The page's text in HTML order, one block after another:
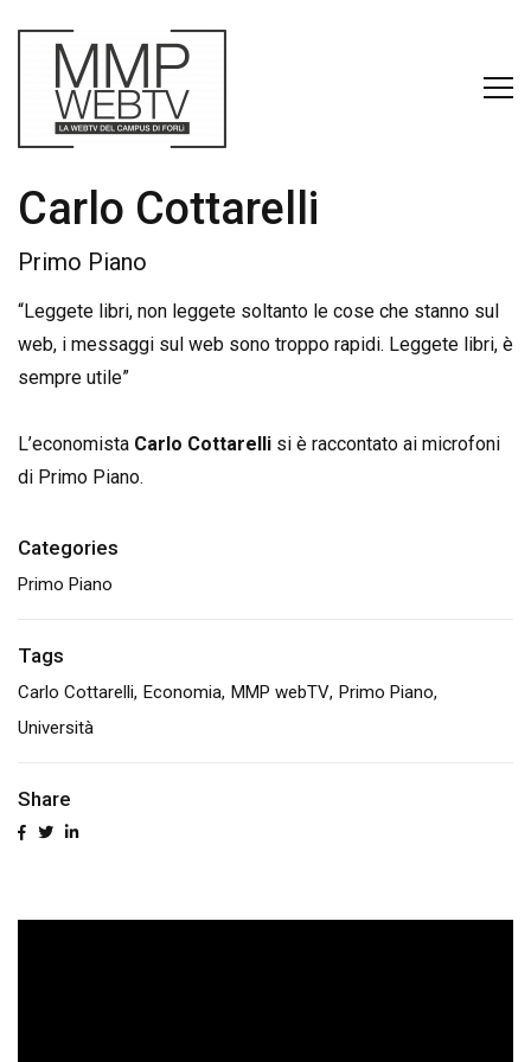
Carlo Cottarelli
Primo Piano
“Leggete libri, non leggete soltanto le cose che stanno sul
web, i messaggi sul web sono troppo rapidi. Leggete libri, è
sempre utile”
L’economista Carlo Cottarelli si è raccontato ai microfoni
di Primo Piano.
Categories
Primo Piano
Tags
Carlo Cottarelli Economia MMP webTV Primo Piano
Università
Share